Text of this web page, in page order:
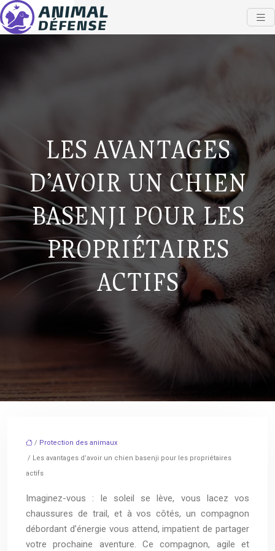
LES AVANTAGES
D’AVOIR UN CHIEN
BASENJI POUR LES
PROPRIÉTAIRES
ACTIFS
/ Protection des animaux
/ Les avantages d’avoir un chien basenji pour les propriétaires
actifs
Imaginez-vous : le soleil se lève, vous lacez vos
chaussures de trail, et à vos côtés, un compagnon
débordant d’énergie vous attend, impatient de partager
votre prochaine aventure. Ce compagnon, agile et